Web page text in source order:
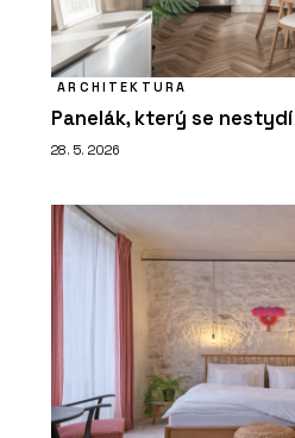
ARCHITEKTURA
Panelák, který se
28. 5. 2026